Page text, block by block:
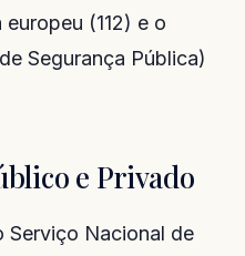
(112) e o
Segurança Pública)
e Privado
Serviço Nacional de